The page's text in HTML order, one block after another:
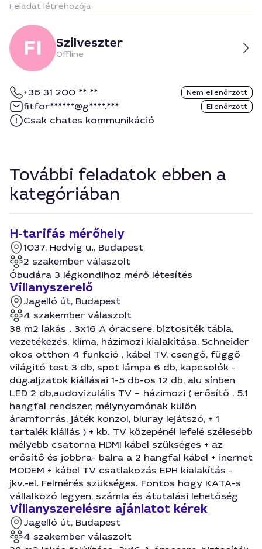
Feladat létrehozója
Szilveszter
Offline
+36 31 200 ** ** Nem ellenőrzött
fitfor******@g****.*** Ellenőrzött
Csak chates kommunikáció
További feladatok ebben a
kategóriában
H-tarifás mérőhely
1037, Hedvig u., Budapest
2 szakember válaszolt
Óbudára 3 légkondihoz mérő létesítés
Villanyszerelő
Jagelló út, Budapest
4 szakember válaszolt
38 m2 lakás . 3x16 A óracsere, biztosíték tábla,
vezetékezés, klíma, házimozi kialakítása, Schneider
okos otthon 4 funkció , kábel TV, csengő, függő
világitó test 3 db, spot lámpa 6 db, kapcsolók -
dug.aljzatok kiállásai 1-5 db-os 12 db, alu sínben
LED 2 db,audovizulális TV – házimozi ( erősítő , 5.1
hangfal rendszer, mélynyomónak külön
áramforrás, játék konzol, bluray lejátszó, + 1
tartalék kiállás ) + kb. TV közepénél lefelé szélesebb
mélyebb csatorna HDMI kábel szükséges + az
erősítő és jobbra- balra a 2 hangfal kábel + inernet
MODEM + kábel TV csatlakozás EPH kialakítás -
jkv.-el. Felmérés szükséges. Fontos hogy KATA-s
vállalkozó legyen, számla és átutalási lehetőség
Villanyszerelésre ajánlatot kérek
Jagelló út, Budapest
4 szakember válaszolt